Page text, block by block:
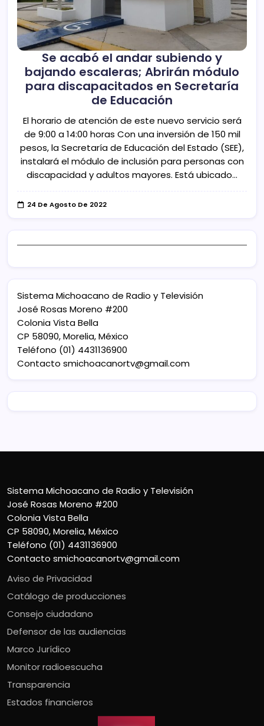
Se acabó el andar subiendo y
bajando escaleras; Abrirán módulo
para discapacitados en Secretaría
de Educación
El horario de atención de este nuevo servicio será
de 9:00 a 14:00 horas Con una inversión de 150 mil
pesos, la Secretaría de Educación del Estado (SEE),
instalará el módulo de inclusión para personas con
discapacidad y adultos mayores. Está ubicado…
24 De Agosto De 2022
Sistema Michoacano de Radio y Televisión
José Rosas Moreno #200
Colonia Vista Bella
CP 58090, Morelia, México
Teléfono (01) 4431136900
Contacto smichoacanortv@gmail.com
Sistema Michoacano de Radio y Televisión
José Rosas Moreno #200
Colonia Vista Bella
CP 58090, Morelia, México
Teléfono (01) 4431136900
Contacto smichoacanortv@gmail.com
Aviso de Privacidad
Catálogo de producciones
Consejo ciudadano
Defensor de las audiencias
Marco Jurídico
Monitor radioescucha
Transparencia
Estados financieros